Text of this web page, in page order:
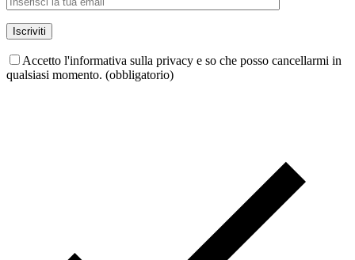
Accetto l'informativa sulla privacy e so che posso cancellarmi in
qualsiasi momento. (obbligatorio)